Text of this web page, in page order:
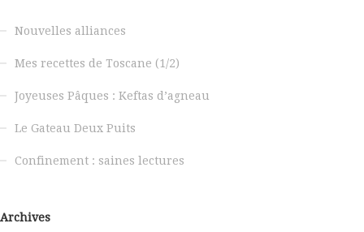
Nouvelles alliances
Mes recettes de Toscane (1/2)
Joyeuses Pâques : Keftas d’agneau
Le Gateau Deux Puits
Confinement : saines lectures
Archives